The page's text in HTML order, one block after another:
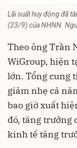
Lãi suất huy động đã
(23/9) của NHNN.
Theo ông Trần
WiGroup, hiện
lớn. Tổng cung
giảm nhẹ cả
bao giờ xuất
đó, tăng trưởng
kinh tế tăng